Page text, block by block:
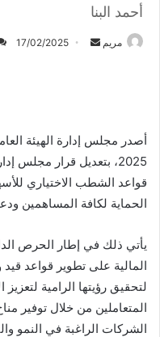
أحمد البنا
مريم
أرسل 17/02/2025
قواعد الشطب الاختياري
الحماية لكافة المساهمين
يأتي ذلك في إطار الحرص
المالية على تطوير قواعد
لتحقيق رؤيتها الرامية
المتعاملين من خلال توفير
الشركات الراغبة في النمو